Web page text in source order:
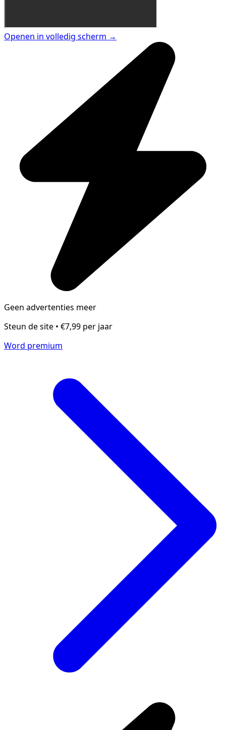
Openen in volledig scherm →
Geen advertenties meer
Steun de site • €7,99 per jaar
Word premium